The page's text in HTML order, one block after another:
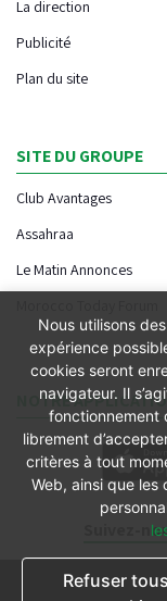
Suivez-
La direction
Publicité
Plan du site
SITE DU GROUPE
Club Avantages
Assahraa
Le Matin Annonces
NOTRE
Nous utilisons
expérience
cookies seront
navigateur. Il
fonctionnement
librement
critères à tout
Web, ainsi que les
Refuser